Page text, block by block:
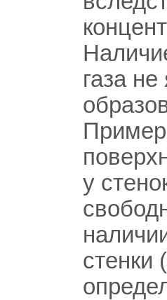
газа
у
стенки